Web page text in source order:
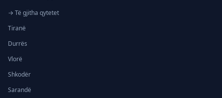
→ Të gjitha qytetet
Tiranë
Durrës
Vlorë
Shkodër
Sarandë